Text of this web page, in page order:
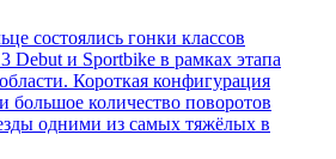
состоялись гонки классов
Debut и Sportbike в рамках этапа
Короткая конфигурация
большое количество поворотов
одними из самых тяжёлых в